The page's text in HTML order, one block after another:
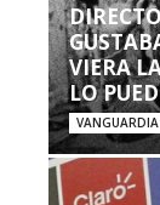
VIERA
LO
VANGUARDIA